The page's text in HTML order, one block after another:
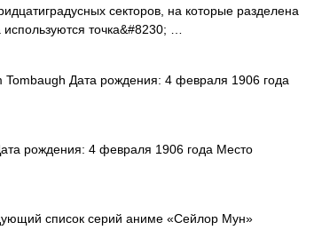
секторов, на которые разделена
используются точка&#8230; …
Дата рождения: 4 февраля 1906 года
рождения: 4 февраля 1906 года Место
список серий аниме «Сейлор Мун»